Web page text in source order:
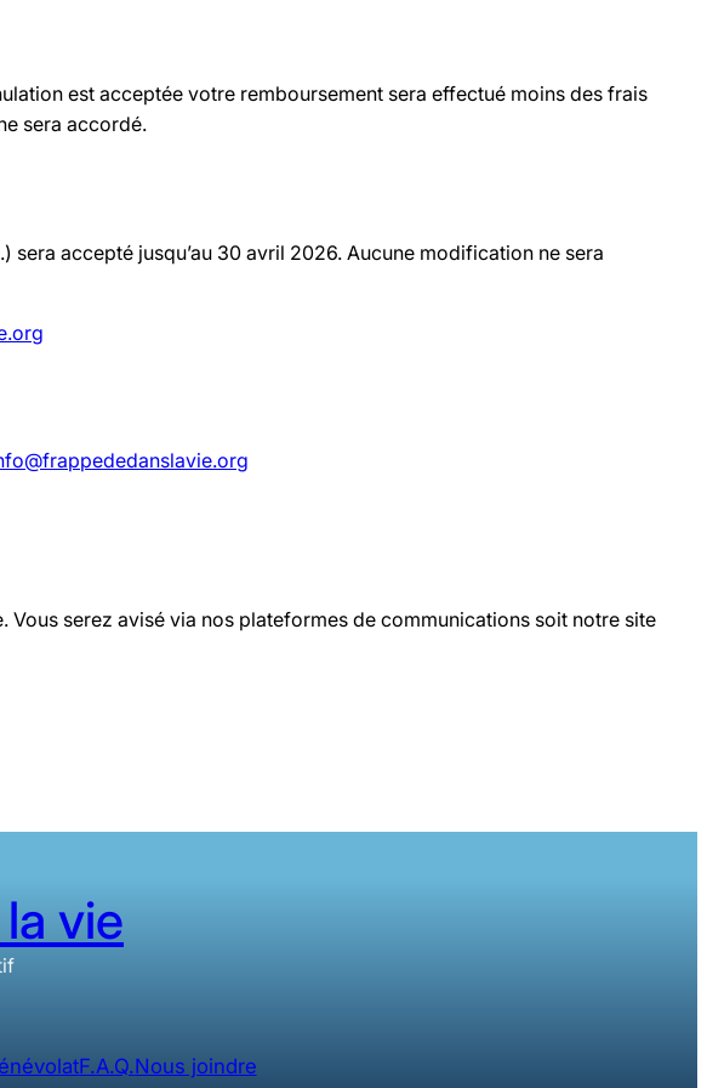
est acceptée votre remboursement sera effectué moins des frais
sera accordé.
accepté jusqu’au 30 avril 2026. Aucune modification ne sera
serez avisé via nos plateformes de communications soit notre site
vie
F.A.Q.Nous joindre